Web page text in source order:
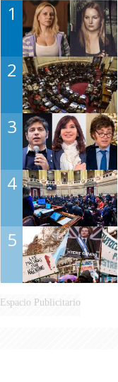
1
2
3
4
5
Espacio Publicitario